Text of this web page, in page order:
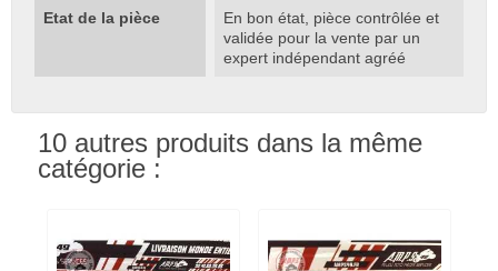
Etat de la pièce
En bon état, pièce contrôlée et
validée pour la vente par un
expert indépendant agréé
10 autres produits dans la même
catégorie :